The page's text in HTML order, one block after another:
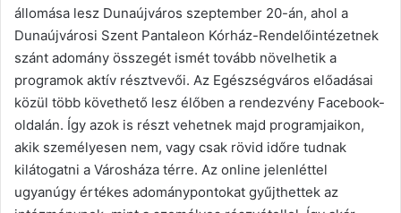
állomása lesz Dunaújváros szeptember 20-án, ahol a
Dunaújvárosi Szent Pantaleon Kórház-Rendelőintézetnek
szánt adomány összegét ismét tovább növelhetik a
programok aktív résztvevői. Az Egészségváros előadásai
közül több követhető lesz élőben a rendezvény Facebook-
oldalán. Így azok is részt vehetnek majd programjaikon,
akik személyesen nem, vagy csak rövid időre tudnak
kilátogatni a Városháza térre. Az online jelenléttel
ugyanúgy értékes adománypontokat gyűjthettek az